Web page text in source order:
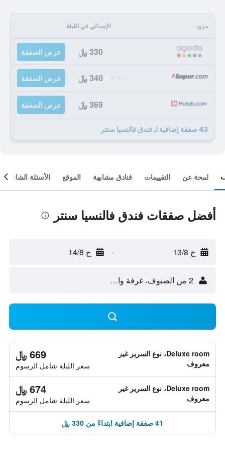
مزود الإجمالي في الليلة
330 ﷼ عرض الصفقة
340 ﷼ عرض الصفقة
369 ﷼ عرض الصفقة
43 صفقة إضافية لـ فندق فالنسيا سنتر
لمحة عن التقييمات فنادق مشابهة الموقع الأسئلة الشائعة
أفضل صفقات فندق فالنسيا سنتر
خ 13/8 - ج 14/8
2 من الضيوف، غرفة واحدة
Deluxe room، نوع السرير غير
معروف
669 ﷼
سعر الليلة شامل الرسوم
Deluxe room، نوع السرير غير
معروف
674 ﷼
سعر الليلة شامل الرسوم
41 صفقة إضافية ابتداءً من 330 ﷼